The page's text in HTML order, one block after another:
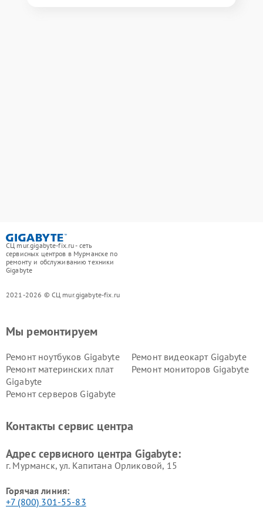
СЦ mur.gigabyte-fix.ru - сеть
сервисных центров в Мурманске по
ремонту и обслуживанию техники
Gigabyte
2021-2026 © СЦ mur.gigabyte-fix.ru
Мы ремонтируем
Ремонт ноутбуков Gigabyte
Ремонт видеокарт Gigabyte
Ремонт материнских плат
Gigabyte
Ремонт мониторов Gigabyte
Ремонт серверов Gigabyte
Контакты сервис центра
Адрес сервисного центра Gigabyte:
г. Мурманск, ул. Капитана Орликовой, 15
Горячая линия:
+7 (800) 301-55-83